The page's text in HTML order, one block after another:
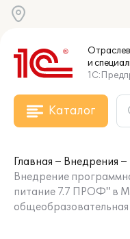
и
Каталог
Главная
Внедрения
Внедрение
питание 7.7 ПРОФ" в